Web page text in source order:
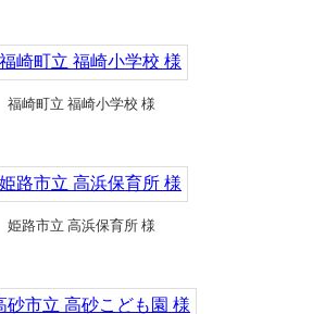
福崎町立 福崎小学校 様
姫路市立 高浜保育所 様